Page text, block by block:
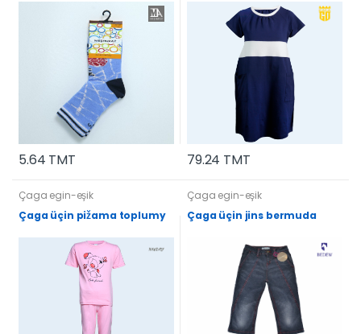
5.64 TMT 79.24 TMT
Çaga egin-eşik
Çaga üçin pižama toplumy
Çaga egin-eşik
Çaga üçin jins bermuda